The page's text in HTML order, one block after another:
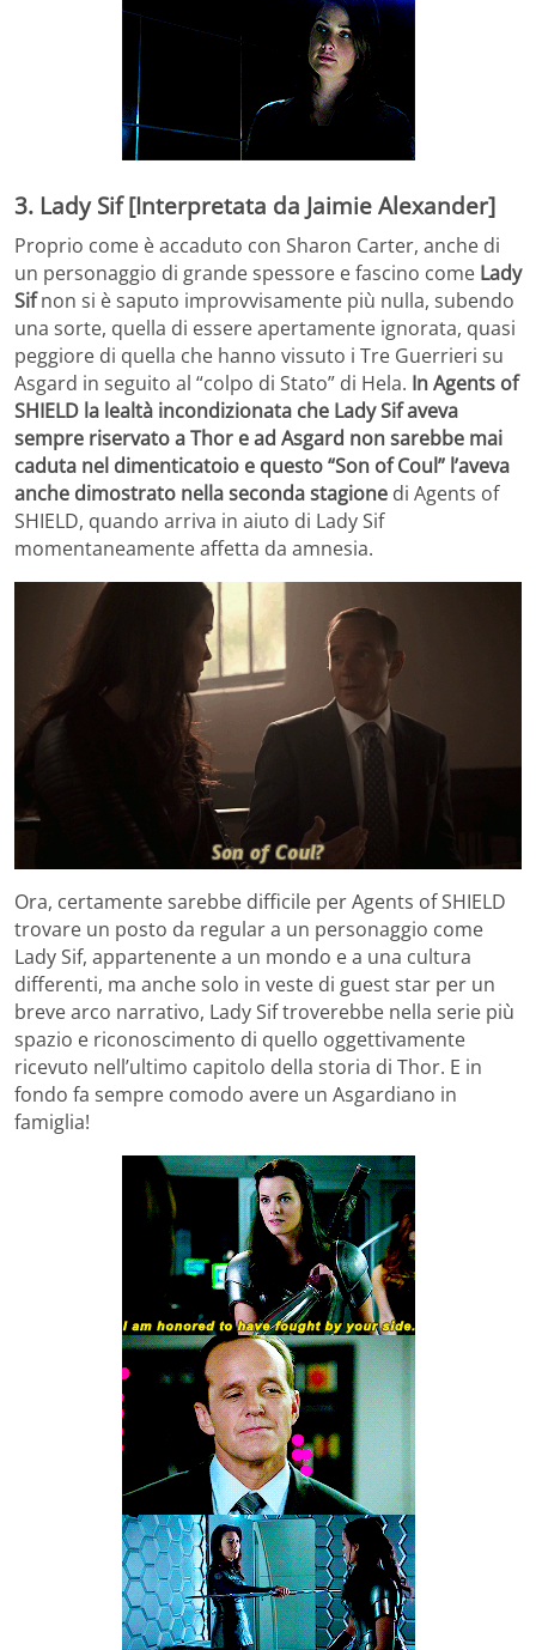
3. Lady Sif [Interpretata da Jaimie Alexander]
Proprio come è accaduto con Sharon Carter, anche di
un personaggio di grande spessore e fascino come Lady
Sifnon si è saputo improvvisamente più nulla, subendo
una sorte, quella di essere apertamente ignorata, quasi
peggiore di quella che hanno vissuto i Tre Guerrieri su
Asgard in seguito al “colpo di Stato” di Hela. In Agents of
SHIELD la lealtà incondizionata che Lady Sif aveva
sempre riservato a Thor e ad Asgard non sarebbe mai
caduta nel dimenticatoio e questo “Son of Coul” l’aveva
anche dimostrato nella seconda stagione di Agents of
SHIELD, quando arriva in aiuto di Lady Sif
momentaneamente affetta da amnesia.
Ora, certamente sarebbe difficile per Agents of SHIELD
trovare un posto da regular a un personaggio come
Lady Sif, appartenente a un mondo e a una cultura
differenti, ma anche solo in veste di guest star per un
breve arco narrativo, Lady Sif troverebbe nella serie più
spazio e riconoscimento di quello oggettivamente
ricevuto nell’ultimo capitolo della storia di Thor. E in
fondo fa sempre comodo avere un Asgardiano in
famiglia!